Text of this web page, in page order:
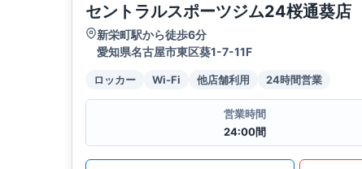
セントラルスポーツジム24桜通葵店
新栄町駅から徒歩6分
愛知県名古屋市東区葵1-7-11F
ロッカー Wi-Fi 他店舗利用 24時間営業
営業時間
24:00間